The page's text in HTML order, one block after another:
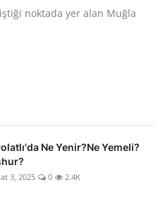
noktada yer alan Muğla
Ne Yenir?Ne Yemeli?
3, 2025 0 2.4K